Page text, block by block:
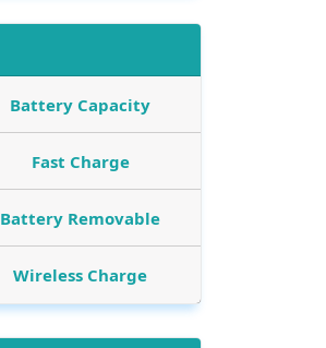
Battery Capacity
Fast Charge
Battery Removable
Wireless Charge